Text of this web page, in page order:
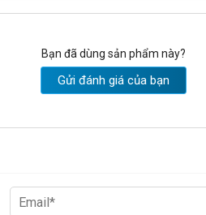
Bạn đã dùng sản phẩm này?
Gửi đánh giá của bạn